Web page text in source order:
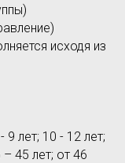
исходя из
9 лет; 10 - 12 лет;
– 45 лет; от 46